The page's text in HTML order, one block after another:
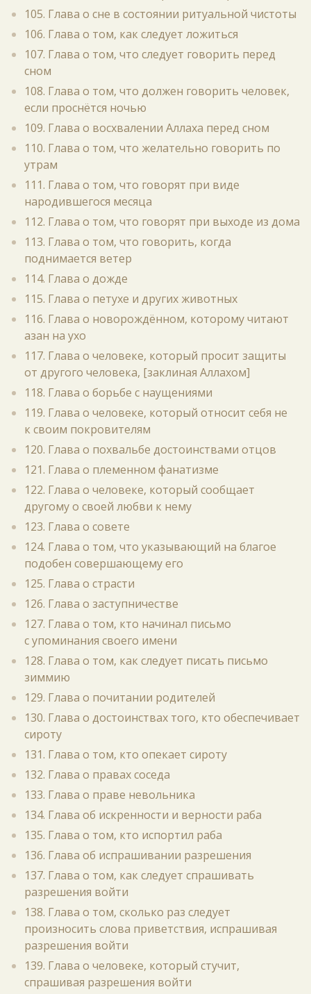
105. Глава о сне в состоянии ритуальной чистоты
106. Глава о том, как следует ложиться
107. Глава о том, что следует говорить перед
сном
108. Глава о том, что должен говорить человек,
если проснётся ночью
109. Глава о восхвалении Аллаха перед сном
110. Глава о том, что желательно говорить по
утрам
111. Глава о том, что говорят при виде
народившегося месяца
112. Глава о том, что говорят при выходе из дома
113. Глава о том, что говорить, когда
поднимается ветер
114. Глава о дожде
115. Глава о петухе и других животных
116. Глава о новорождённом, которому читают
азан на ухо
117. Глава о человеке, который просит защиты
от другого человека, [заклиная Аллахом]
118. Глава о борьбе с наущениями
119. Глава о человеке, который относит себя не
к своим покровителям
120. Глава о похвальбе достоинствами отцов
121. Глава о племенном фанатизме
122. Глава о человеке, который сообщает
другому о своей любви к нему
123. Глава о совете
124. Глава о том, что указывающий на благое
подобен совершающему его
125. Глава о страсти
126. Глава о заступничестве
127. Глава о том, кто начинал письмо
с упоминания своего имени
128. Глава о том, как следует писать письмо
зиммию
129. Глава о почитании родителей
130. Глава о достоинствах того, кто обеспечивает
сироту
131. Глава о том, кто опекает сироту
132. Глава о правах соседа
133. Глава о праве невольника
134. Глава об искренности и верности раба
135. Глава о том, кто испортил раба
136. Глава об испрашивании разрешения
137. Глава о том, как следует спрашивать
разрешения войти
138. Глава о том, сколько раз следует
произносить слова приветствия, испрашивая
разрешения войти
139. Глава о человеке, который стучит,
спрашивая разрешения войти